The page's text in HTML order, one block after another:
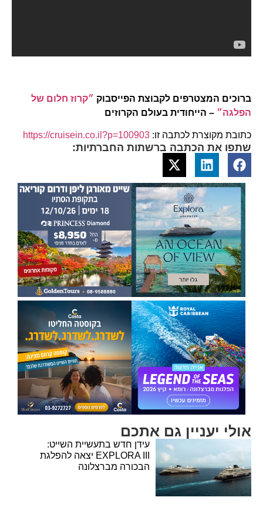
ברוכים המצטרפים לקבוצת הפייסבוק ״קרוז חלום של
הפלגה״ – הייחודית בעולם הקרוזים
כתובת מקוצרת לכתבה זו: https://cruisein.co.il?p=100903
שתפו את הכתבה ברשתות החברתיות:
אולי יעניין גם אתכם
עידן חדש בתעשיית השייט:
EXPLORA III יצאה להפלגת
הבכורה מברצלונה